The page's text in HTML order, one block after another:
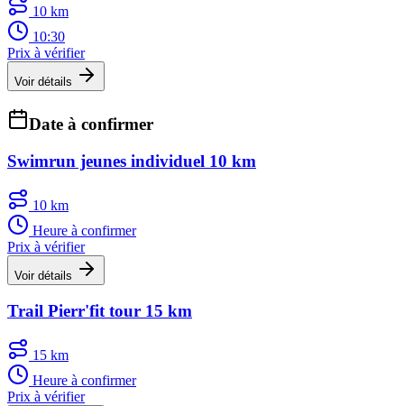
10 km
10:30
Prix à vérifier
Voir détails
Date à confirmer
Swimrun jeunes individuel 10 km
10 km
Heure à confirmer
Prix à vérifier
Voir détails
Trail Pierr'fit tour 15 km
15 km
Heure à confirmer
Prix à vérifier